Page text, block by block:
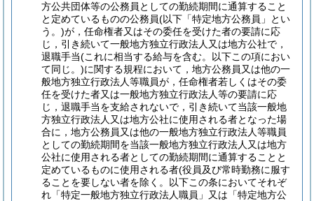
方公共団体等の公務員としての勤続期間に通算すること
と定めているものの公務員(以下「特定地方公務員」とい
う。)が，任命権者又はその委任を受けた者の要請に応
じ，引き続いて一般地方独立行政法人又は地方公社で，
退職手当(これに相当する給与を含む。以下この項におい
て同じ。)に関する規程において，地方公務員又は他の一
般地方独立行政法人等職員が，任命権者若しくはその委
任を受けた者又は一般地方独立行政法人等の要請に応
じ，退職手当を支給されないで，引き続いて当該一般地
方独立行政法人又は地方公社に使用される者となった場
合に，地方公務員又は他の一般地方独立行政法人等職員
としての勤続期間を当該一般地方独立行政法人又は地方
公社に使用される者としての勤続期間に通算することと
定めているものに使用される者(役員及び常時勤務に服す
ることを要しない者を除く。以下この条においてそれぞ
れ「特定一般地方独立行政法人職員」又は「特定地方公